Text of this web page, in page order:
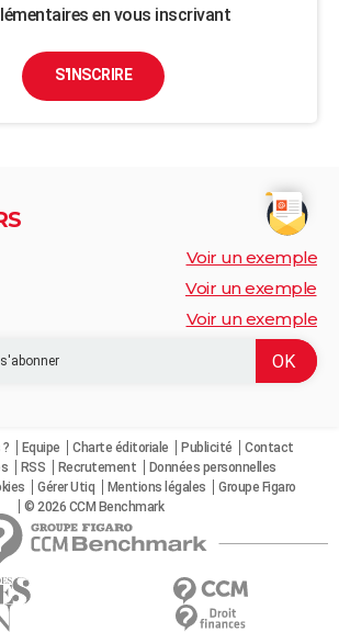
en vous inscrivant
S'INSCRIRE
Voir un exemple
Voir un exemple
Voir un exemple
Equipe Charte éditoriale Publicité
Contact
RSS Recrutement
Données personnelles
Gérer Utiq Mentions légales
Groupe Figaro
© 2026 CCM Benchmark